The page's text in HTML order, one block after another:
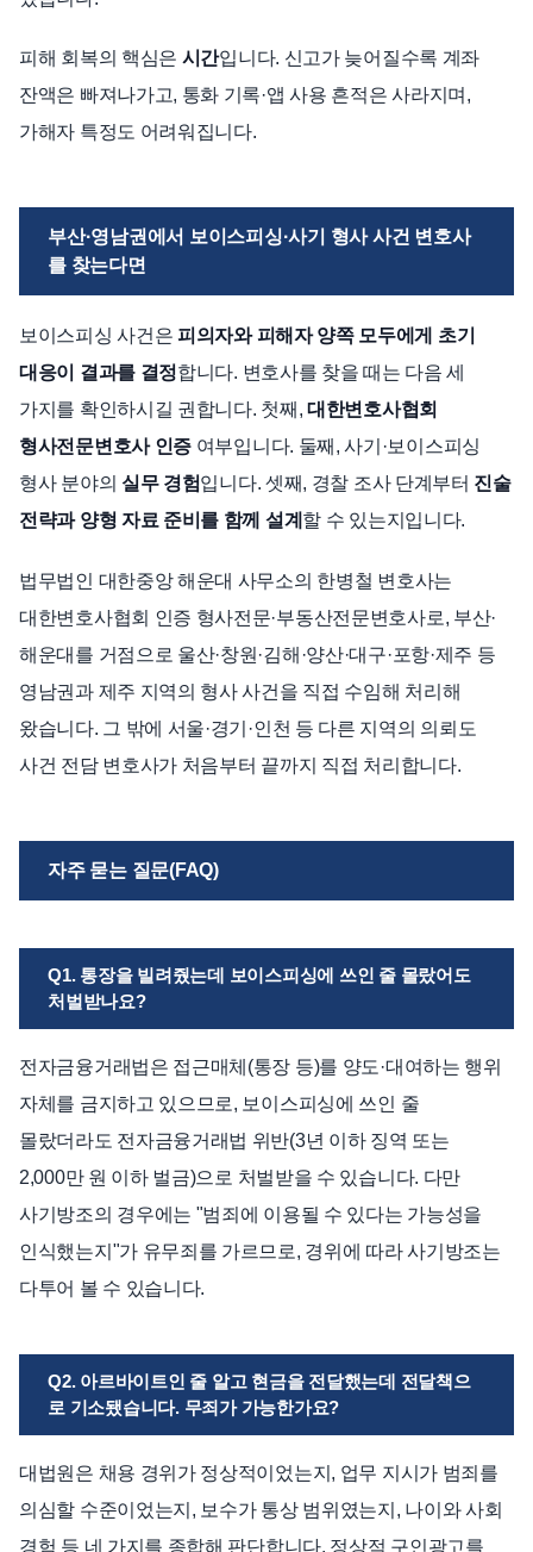
피해 회복의 핵심은 시간입니다. 신고가 늦어질수록 계좌
잔액은 빠져나가고, 통화 기록·앱 사용 흔적은 사라지며,
가해자 특정도 어려워집니다.
부산·영남권에서 보이스피싱·사기 형사 사건 변호사
를 찾는다면
보이스피싱 사건은 피의자와 피해자 양쪽 모두에게 초기
대응이 결과를 결정합니다. 변호사를 찾을 때는 다음 세
가지를 확인하시길 권합니다. 첫째, 대한변호사협회
형사전문변호사 인증 여부입니다. 둘째, 사기·보이스피싱
형사 분야의 실무 경험입니다. 셋째, 경찰 조사 단계부터 진술
전략과 양형 자료 준비를 함께 설계 할 수 있는지입니다.
법무법인 대한중앙 해운대 사무소의 한병철 변호사는
대한변호사협회 인증 형사전문·부동산전문변호사로, 부산·
해운대를 거점으로 울산·창원·김해·양산·대구·포항·제주 등
영남권과 제주 지역의 형사 사건을 직접 수임해 처리해
왔습니다. 그 밖에 서울·경기·인천 등 다른 지역의 의뢰도
사건 전담 변호사가 처음부터 끝까지 직접 처리합니다.
자주 묻는 질문(FAQ)
Q1. 통장을 빌려줬는데 보이스피싱에 쓰인 줄 몰랐어도
처벌받나요?
전자금융거래법은 접근매체(통장 등)를 양도·대여하는 행위
자체를 금지하고 있으므로, 보이스피싱에 쓰인 줄
몰랐더라도 전자금융거래법 위반(3년 이하 징역 또는
2,000만 원 이하 벌금)으로 처벌받을 수 있습니다. 다만
사기방조의 경우에는 "범죄에 이용될 수 있다는 가능성을
인식했는지"가 유무죄를 가르므로, 경위에 따라 사기방조는
다투어 볼 수 있습니다.
Q2. 아르바이트인 줄 알고 현금을 전달했는데 전달책으
로 기소됐습니다. 무죄가 가능한가요?
대법원은 채용 경위가 정상적이었는지, 업무 지시가 범죄를
의심할 수준이었는지, 보수가 통상 범위였는지, 나이와 사회
경험 등 네 가지를 종합해 판단합니다. 정상적 구인광고를